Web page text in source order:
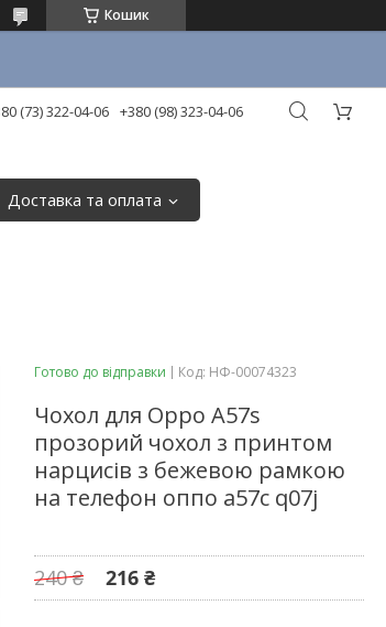
Кошик
(73) 322-04-06 +380 (98) 323-04-06
Доставка та оплата
Готово до відправки Код: НФ-00074323
Чохол для Oppo A57s
прозорий чохол з принтом
нарцисів з бежевою рамкою
на телефон оппо а57с q07j
240 ₴ 216 ₴